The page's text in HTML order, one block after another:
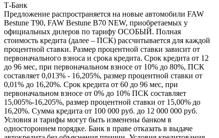
Т-Банк
Предложение распространяется на новые автомобили FAW
Bestune T90, FAW Bestune В70 NEW, приобретаемых у
официальных дилеров по тарифу ОСОБЫЙ. Полная
стоимость кредита (далее – ПСК) рассчитывается для каждой
процентной ставки. Размер процентной ставки зависит от
первоначального взноса и срока кредита. Срок кредита от 12
до 96 мес, при первоначальном взносе от 10% до 80%, ПСК
составляет 0,013% - 16,205%, размер процентной ставки от
0,01% до 16,20%. Срок кредита от 60 до 96 мес, при
первоначальном взносе от 0% до 10% ПСК составляет
15,005%-16,205%, размер процентной ставки от 15,00% до
16,20%. Сумма кредита от 100 000 руб. до 12 000 000 руб.
Условия и тарифы могут быть изменены банком в
одностороннем порядке. Банк в праве отказать в выдаче